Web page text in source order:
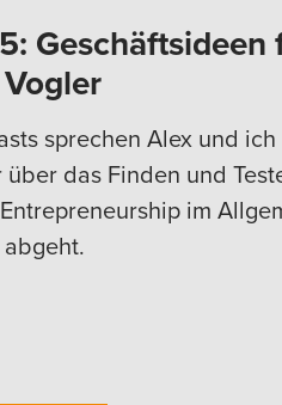
Geschäftsideen
sprechen Alex und
das Finden und
im